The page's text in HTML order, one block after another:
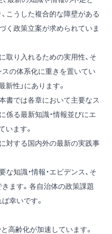
こうした複合的な障壁がある
く政策立案が求められていま
取り入れるための実用性、そ
の体系化に重きを置いてい
新性」にあります。
書では各章において主要なス
係る最新知識・情報並びにエ
います。
対する国内外の最新の実践事
知識・情報・エビデンス、そ
ます。各自治体の政策課題
幸いです。
高齢化が加速しています。